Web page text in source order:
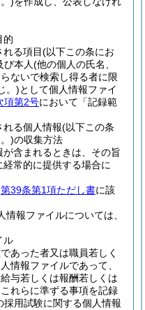
的
る項目(以下この条にお
び本人(他の個人の氏名、
ないで検索し得る者に限
。)として個人情報ファイ
項第2号において「記録範
れる個人情報(以下この条
)の収集方法
含まれるときは、その旨
常的に提供する場合に
第39条第1項ただし書に該
報ファイルについては、
ル
あった者又は職員若しく
情報ファイルであって、
与若しくは報酬若しくは
れらに準ずる事項を記録
採用試験に関する個人情報